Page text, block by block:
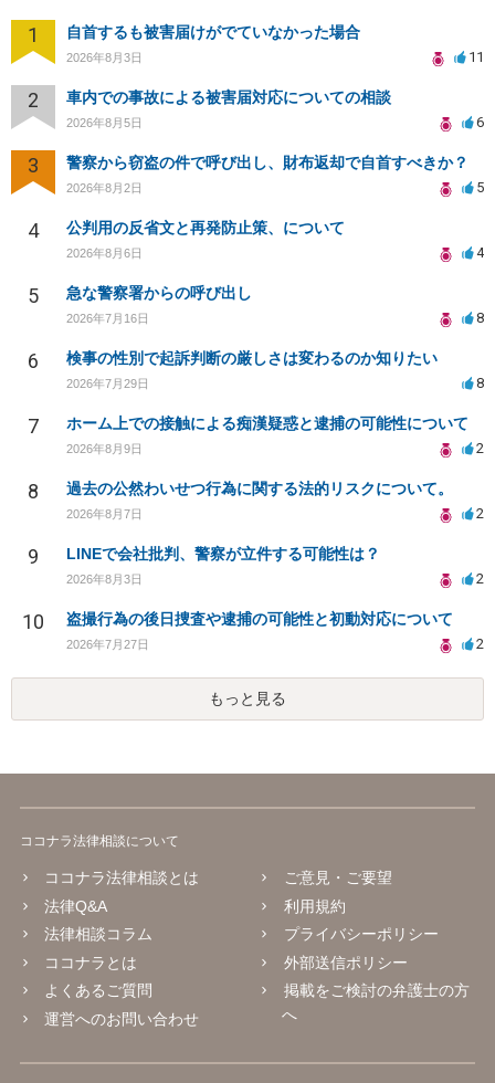
1 自首するも被害届けがでていなかった場合
2026年8月3日 11
2 車内での事故による被害届対応についての相談
2026年8月5日 6
3 警察から窃盗の件で呼び出し、財布返却で自首すべきか？
2026年8月2日 5
4 公判用の反省文と再発防止策、について
2026年8月6日 4
5 急な警察署からの呼び出し
2026年7月16日 8
6 検事の性別で起訴判断の厳しさは変わるのか知りたい
2026年7月29日 8
7 ホーム上での接触による痴漢疑惑と逮捕の可能性について
2026年8月9日 2
8 過去の公然わいせつ行為に関する法的リスクについて。
2026年8月7日 2
9 LINEで会社批判、警察が立件する可能性は？
2026年8月3日 2
10 盗撮行為の後日捜査や逮捕の可能性と初動対応について
2026年7月27日 2
もっと見る
ココナラ法律相談について
ココナラ法律相談とは
法律Q&A
法律相談コラム
ココナラとは
よくあるご質問
運営へのお問い合わせ
ご意見・ご要望
利用規約
プライバシーポリシー
外部送信ポリシー
掲載をご検討の弁護士の方
へ